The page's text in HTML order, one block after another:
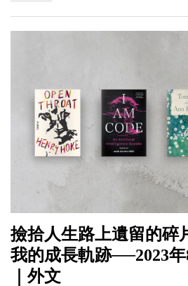
撿拾人生路上遺留的碎
我的成長軌跡──2023
｜外文